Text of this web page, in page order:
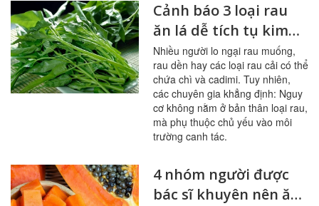
Cảnh báo 3 loại rau
ăn lá dễ tích tụ kim
loại nặng
Nhiều người lo ngại rau muống,
rau dền hay các loại rau cải có thể
chứa chì và cadimi. Tuy nhiên,
các chuyên gia khẳng định: Nguy
cơ không nằm ở bản thân loại rau,
mà phụ thuộc chủ yếu vào môi
trường canh tác.
4 nhóm người được
bác sĩ khuyên nên ăn